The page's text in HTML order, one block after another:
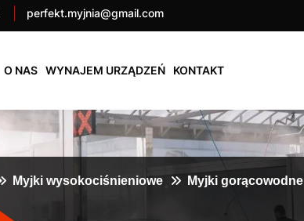
perfekt.myjnia@gmail.com
O NAS WYNAJEM URZĄDZEŃ KONTAKT
Myjki wysokociśnieniowe Myjki gorącowodne